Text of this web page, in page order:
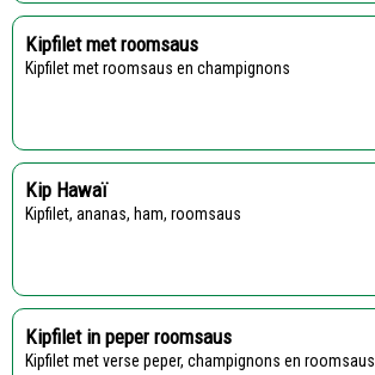
Kipfilet met roomsaus
Kipfilet met roomsaus en champignons
Kip Hawaï
Kipfilet, ananas, ham, roomsaus
Kipfilet in peper roomsaus
Kipfilet met verse peper, champignons en roomsaus